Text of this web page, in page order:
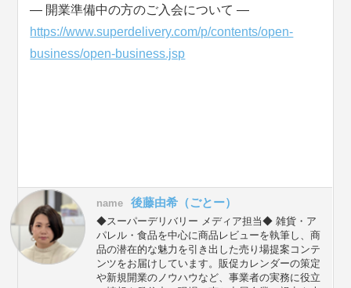
― 開業準備中の方のご入会について ―
https://www.superdelivery.com/p/contents/open-
business/open-business.jsp
name 後藤由希（ごとー）
◆スーパーデリバリー メディア担当◆ 雑貨・ア
パレル・食品を中心に商品レビューを執筆し、商
品の潜在的な魅力を引き出した売り場提案コンテ
ンツをお届けしています。販促カレンダーの策定
や新規開業のノウハウなど、事業者の実務に役立